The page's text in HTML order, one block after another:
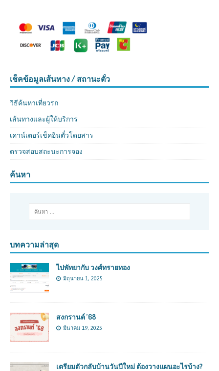
เช็คข้อมูลเส้นทาง / สถานะตั๋ว
วิธีค้นหาเที่ยวรถ
เส้นทางและผู้ให้บริการ
เคาน์เตอร์เช็คอินตั๋วโดยสาร
ตรวจสอบสถะนะการจอง
ค้นหา
บทความล่าสุด
ไปพัทยากับ วงศ์ทรายทอง
มิถุนายน 1, 2025
สงกรานต์ ’68
มีนาคม 19, 2025
เตรียมตัวกลับบ้านวันปีใหม่ ต้องวางแผนอะไรบ้าง?